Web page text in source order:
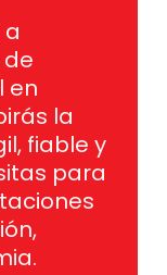
en
la
fiable y
para